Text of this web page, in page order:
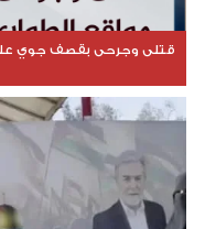
قتلى وجرحى بقصف جوي على